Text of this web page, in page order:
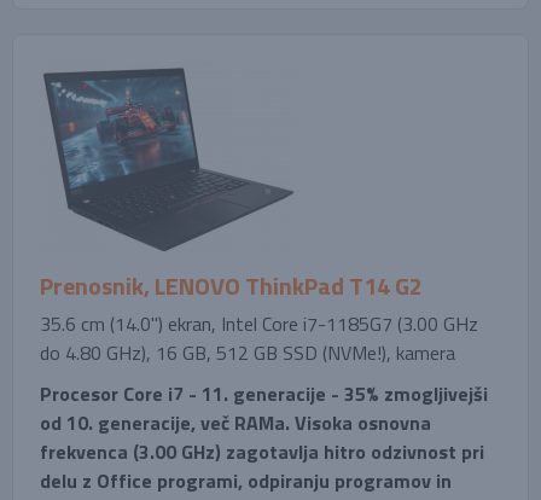
Prenosnik, LENOVO ThinkPad T14 G2
35.6 cm (14.0'') ekran, Intel Core i7-1185G7 (3.00 GHz
do 4.80 GHz), 16 GB, 512 GB SSD (NVMe!), kamera
Procesor Core i7 - 11. generacije - 35% zmogljivejši
od 10. generacije, več RAMa. Visoka osnovna
frekvenca (3.00 GHz) zagotavlja hitro odzivnost pri
delu z Office programi, odpiranju programov in